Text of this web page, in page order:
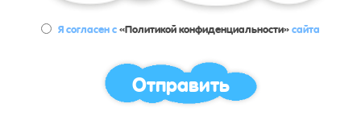
Я согласен с«Политикой конфиденциальности»сайта
Отправить